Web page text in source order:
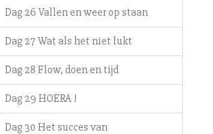
Dag 26 Vallen en weer op staan
Dag 27 Wat als het niet lukt
Dag 28 Flow, doen en tijd
Dag 29 HOERA !
Dag 30 Het succes van